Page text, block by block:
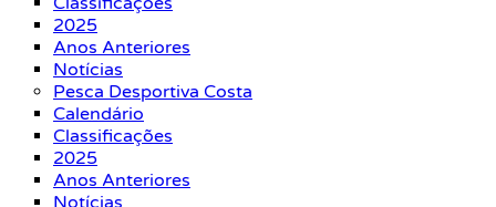
2025
Anos Anteriores
Notícias
Pesca Desportiva Costa
Calendário
Classificações
2025
Anos Anteriores
Notícias